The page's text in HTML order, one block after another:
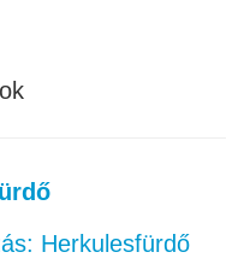
Herkulesfürdő